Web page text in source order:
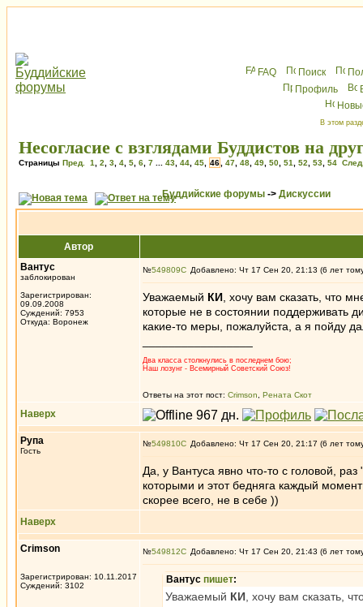
FAQ Поиск
Профиль
В этом
Несогласие с взглядами Буддистов на
Страницы Пред. 1 2 3 4 5 6 7 43 44 45 46 47 48 49 50 51 52 53 54
Буддийские форумы -> Дискуссии
Автор
Вантус
заблокирован
Зарегистрирован:
09.09.2008
Суждений: 7953
Откуда: Воронеж
№549809 Добавлено: Чт 17 Сен 20, 21:13 (6 лет
Уважаемый КИ , хочу вам сказать, что
которые не в состоянии поддерживать
какие-то меры, пожалуйста, а я пойду
Два класса столкнулись в последнем бою;
Наш лозунг - Всемирный Советский Союз!
Ответы на этот пост: Crimson Рената Скот
Наверх
Рупа
Гость
№549810 Добавлено: Чт 17 Сен 20, 21:17 (6 лет
Да, у Вантуса явно что-то с головой,
которыми и этот бедняга каждый
скорее всего, не в себе ))
Наверх
Crimson
Зарегистрирован: 10.11.2017
Суждений: 3102
№549812 Добавлено: Чт 17 Сен 20, 21:43 (6 лет
Вантус пишет:
Уважаемый КИ , хочу вам сказать,